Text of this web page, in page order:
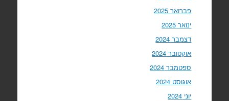
פברואר 2025
ינואר 2025
דצמבר 2024
אוקטובר 2024
ספטמבר 2024
אוגוסט 2024
יוני 2024